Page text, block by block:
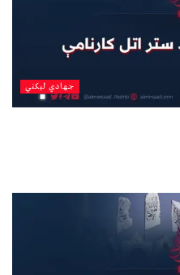
جهادي لیکني